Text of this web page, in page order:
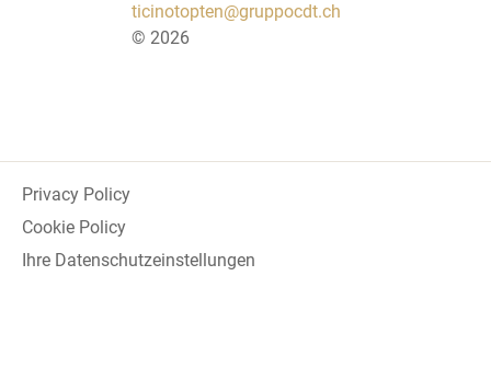
ticinotopten@gruppocdt.ch
© 2026
Privacy Policy
Cookie Policy
Ihre Datenschutzeinstellungen